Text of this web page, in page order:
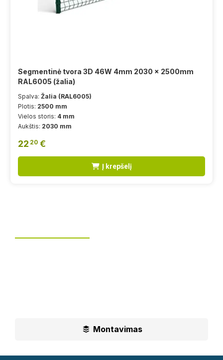
Segmentinė tvora 3D 46W 4mm 2030 x 2500mm
RAL6005 (žalia)
Spalva: Žalia (RAL6005)
Plotis: 2500 mm
Vielos storis: 4 mm
Aukštis: 2030 mm
22 20 €
Į krepšelį
Montavimas